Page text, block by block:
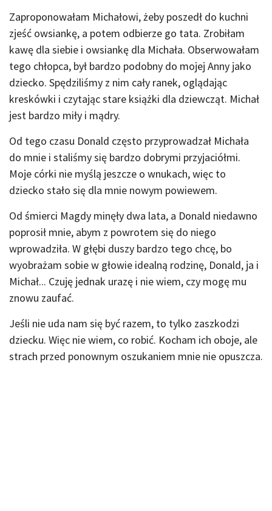
Zaproponowałam Michałowi, żeby poszedł do kuchni
zjeść owsiankę, a potem odbierze go tata. Zrobiłam
kawę dla siebie i owsiankę dla Michała. Obserwowałam
tego chłopca, był bardzo podobny do mojej Anny jako
dziecko. Spędziliśmy z nim cały ranek, oglądając
kreskówki i czytając stare książki dla dziewcząt. Michał
jest bardzo miły i mądry.
Od tego czasu Donald często przyprowadzał Michała
do mnie i staliśmy się bardzo dobrymi przyjaciółmi.
Moje córki nie myślą jeszcze o wnukach, więc to
dziecko stało się dla mnie nowym powiewem.
Od śmierci Magdy minęły dwa lata, a Donald niedawno
poprosił mnie, abym z powrotem się do niego
wprowadziła. W głębi duszy bardzo tego chcę, bo
wyobrażam sobie w głowie idealną rodzinę, Donald, ja i
Michał... Czuję jednak urazę i nie wiem, czy mogę mu
znowu zaufać.
Jeśli nie uda nam się być razem, to tylko zaszkodzi
dziecku. Więc nie wiem, co robić. Kocham ich oboje, ale
strach przed ponownym oszukaniem mnie nie opuszcza.